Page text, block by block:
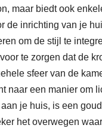
maar biedt ook
de inrichting van je
om de stijl te
te zorgen dat de
sfeer van de
naar een manier om
je huis, is een
het overwegen